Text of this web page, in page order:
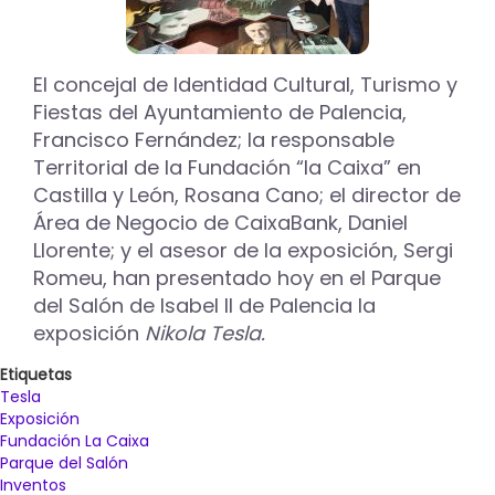
El concejal de Identidad Cultural, Turismo y
Fiestas del Ayuntamiento de Palencia,
Francisco Fernández; la responsable
Territorial de la Fundación “la Caixa” en
Castilla y León, Rosana Cano; el director de
Área de Negocio de CaixaBank, Daniel
Llorente; y el asesor de la exposición, Sergi
Romeu, han presentado hoy en el Parque
del Salón de Isabel II de Palencia la
exposición Nikola Tesla.
Etiquetas
Tesla
Exposición
Fundación La Caixa
Parque del Salón
Inventos